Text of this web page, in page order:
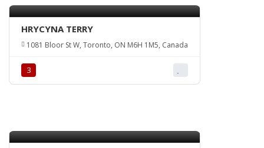
HRYCYNA TERRY
1081 Bloor St W, Toronto, ON M6H 1M5, Canada
З